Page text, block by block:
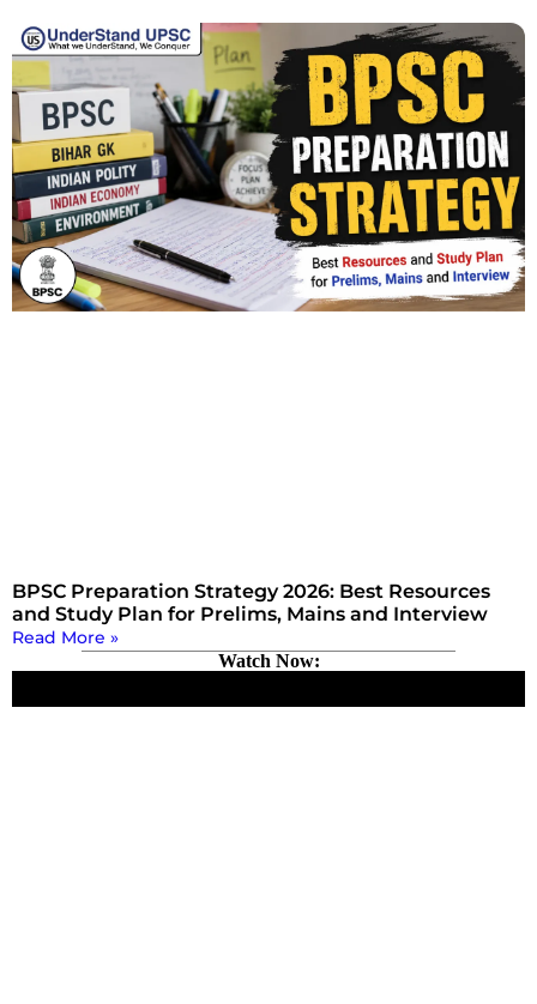
BPSC Preparation Strategy 2026: Best Resources
and Study Plan for Prelims, Mains and Interview
Read More »
Watch Now: